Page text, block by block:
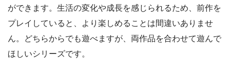
ができます。生活の変化や成長を感じられるため、前作を
プレイしていると、より楽しめることは間違いありませ
ん。どちらからでも遊べますが、両作品を合わせて遊んで
ほしいシリーズです。